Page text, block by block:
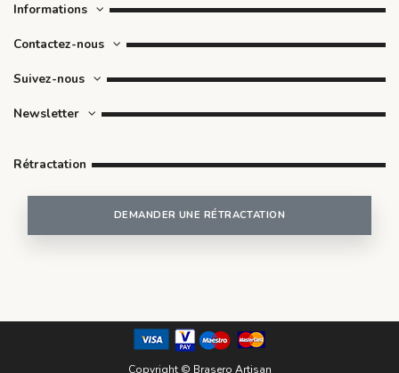
Informations
Contactez-nous
Suivez-nous
Newsletter
Rétractation
DEMANDER UNE RÉTRACTATION
Copyright © Brasero Artisan